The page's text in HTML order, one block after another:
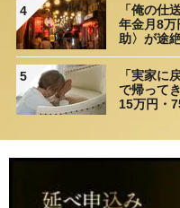
4
「俺の仕
年金月8万
助〉が途
5
「実家に
で帰って
15万円・